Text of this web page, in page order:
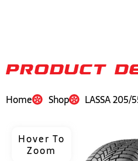
PRODUCT
Home Shop LASSA 205/
Hover To
Zoom